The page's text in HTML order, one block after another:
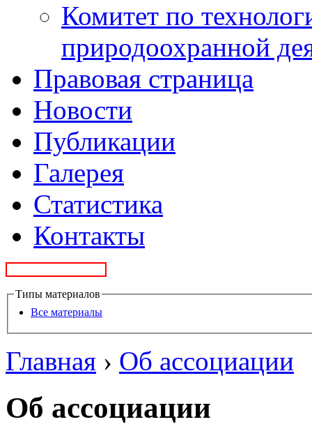
Комитет по
природоохранной
Правовая страница
Новости
Публикации
Галерея
Статистика
Контакты
Типы материалов
Все материалы
Вы здесь
Главная › Об ассоциации
Об ассоциации